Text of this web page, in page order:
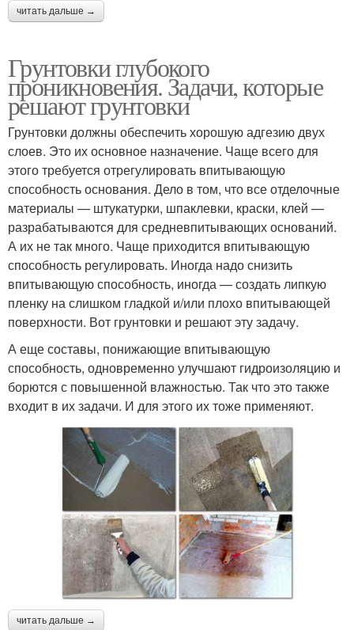
читать дальше →
Грунтовки глубокого
проникновения. Задачи, которые
решают грунтовки
Грунтовки должны обеспечить хорошую адгезию двух
слоев. Это их основное назначение. Чаще всего для
этого требуется отрегулировать впитывающую
способность основания. Дело в том, что все отделочные
материалы — штукатурки, шпаклевки, краски, клей —
разрабатываются для средневпитывающих оснований.
А их не так много. Чаще приходится впитывающую
способность регулировать. Иногда надо снизить
впитывающую способность, иногда — создать липкую
пленку на слишком гладкой и/или плохо впитывающей
поверхности. Вот грунтовки и решают эту задачу.
А еще составы, понижающие впитывающую
способность, одновременно улучшают гидроизоляцию и
борются с повышенной влажностью. Так что это также
входит в их задачи. И для этого их тоже применяют.
читать дальше →